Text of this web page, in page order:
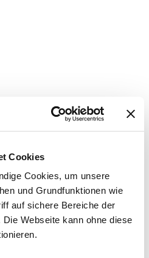
Cookies
Cookies, um unsere
und Grundfunktionen wie
auf sichere Bereiche der
Webseite kann ohne diese